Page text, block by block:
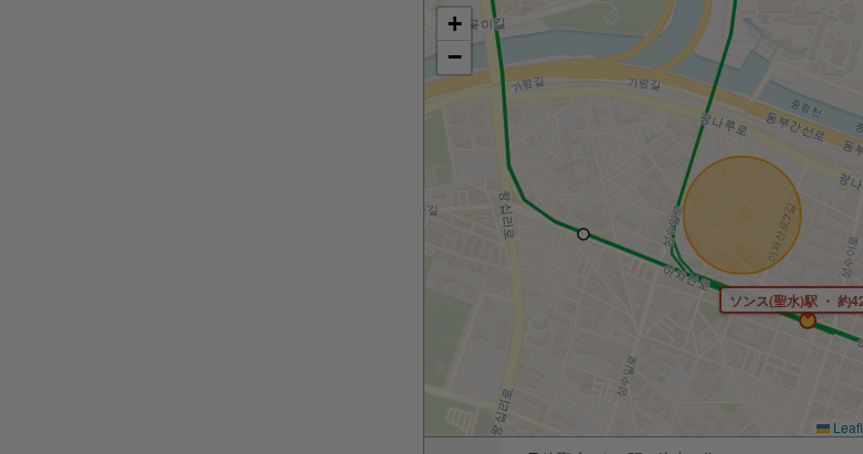
ソンス(聖水)駅 ・ 約
+
−